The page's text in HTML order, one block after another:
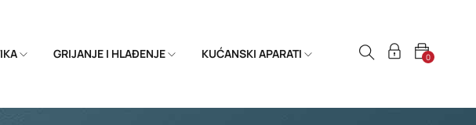
GRIJANJE I HLAĐENJE KUĆANSKI APARATI 0